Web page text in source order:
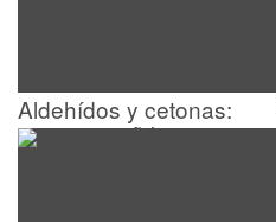
PROYECTO
CONTEMPORANEO.
Aldehídos y cetonas:
algunos ejemplos